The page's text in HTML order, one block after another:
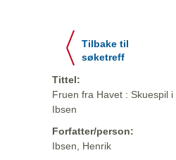
Tilbake til
søketreff
Tittel:
Fruen fra Havet : Skuespil
Ibsen
Forfatter/person:
Ibsen, Henrik